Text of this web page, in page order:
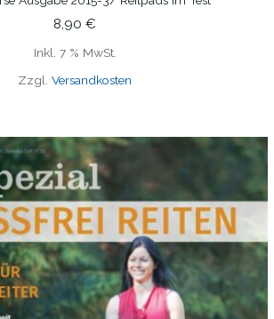
IN DEN WARENKORB
8,90 €
Inkl. 7 % MwSt.
Zzgl. Versandkosten